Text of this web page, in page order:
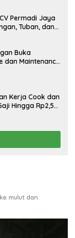
Permadi Jaya
Tuban, dan
Buka
dan Maintenance
Kerja Cook dan
Hingga Rp2,5
mulut dan